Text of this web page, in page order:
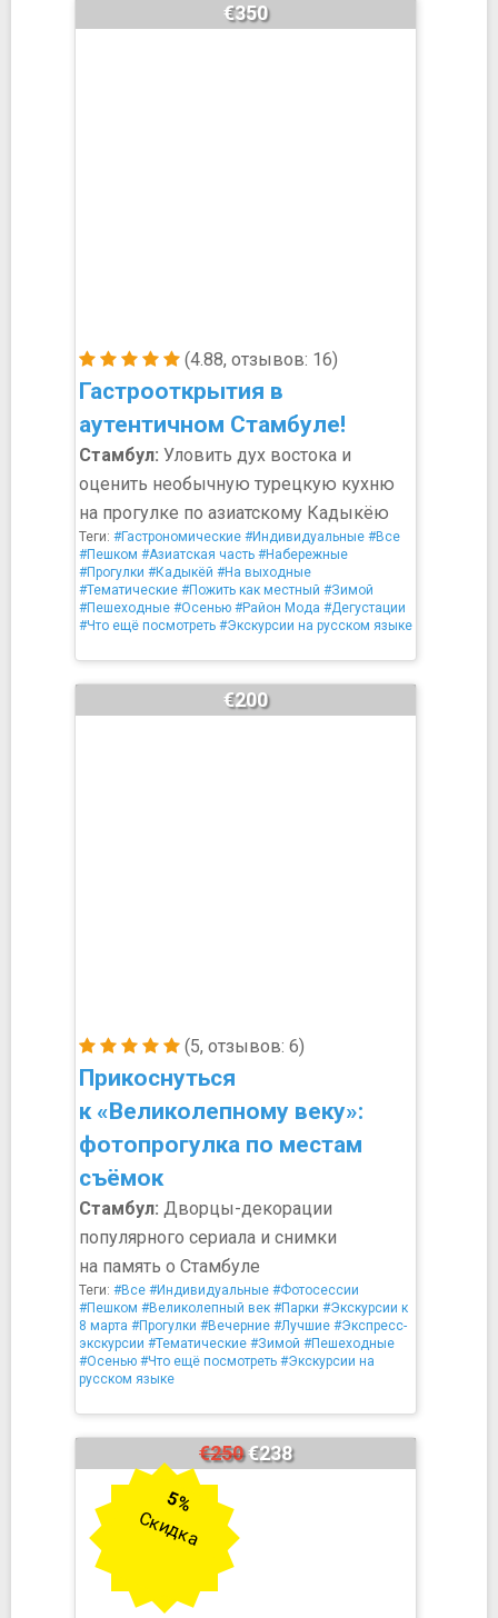
(4.88, отзывов: 16)
Гастрооткрытия в
аутентичном Стамбуле!
€350
Стамбул: Уловить дух востока и
оценить необычную турецкую кухню
на прогулке по азиатскому Кадыкёю
Теги: #Гастрономические #Индивидуальные #Все
#Пешком #Азиатская часть #Набережные
#Прогулки #Кадыкёй #На выходные
#Тематические #Пожить как местный #Зимой
#Пешеходные #Осенью #Район Мода #Дегустации
#Что ещё посмотреть #Экскурсии на русском языке
(5, отзывов: 6)
Прикоснуться
к «Великолепному веку»:
фотопрогулка по местам
съёмок
€200
Стамбул: Дворцы-декорации
популярного сериала и снимки
на память о Стамбуле
Теги: #Все #Индивидуальные #Фотосессии
#Пешком #Великолепный век #Парки #Экскурсии к
8 марта #Прогулки #Вечерние #Лучшие #Экспресс-
экскурсии #Тематические #Зимой #Пешеходные
#Осенью #Что ещё посмотреть #Экскурсии на
русском языке
€250€238
5%
Скидка